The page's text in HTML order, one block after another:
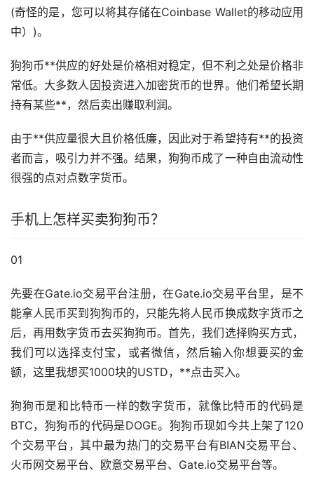
(奇怪的是，您可以将其存储在Coinbase Wallet的移动应用
中）)。
狗狗币**供应的好处是价格相对稳定，但不利之处是价格非
常低。大多数人因投资进入加密货币的世界。他们希望长期
持有某些**，然后卖出赚取利润。
由于**供应量很大且价格低廉，因此对于希望持有**的投资
者而言，吸引力并不强。结果，狗狗币成了一种自由流动性
很强的点对点数字货币。
手机上怎样买卖狗狗币？
01
先要在Gate.io交易平台注册，在Gate.io交易平台里，是不
能拿人民币买到狗狗币的，只能先将人民币换成数字货币之
后，再用数字货币去买狗狗币。首先，我们选择购买方式，
我们可以选择支付宝 ，或者微信，然后输入你想要买的金
额，这里我想买1000块的USTD，**点击买入。
狗狗币是和比特币一样的数字货币，就像比特币的代码是
BTC，狗狗币的代码是DOGE。狗狗币现如今共上架了120
个交易平台，其中最为热门的交易平台有BIAN交易平台、
火币网交易平台、 欧意交易平台、Gate.io交易平台等。